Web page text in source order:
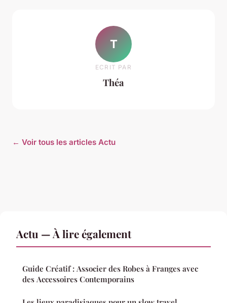
T
ECRIT PAR
Théa
← Voir tous les articles Actu
Actu — À lire également
Guide Créatif : Associer des Robes à Franges avec
des Accessoires Contemporains